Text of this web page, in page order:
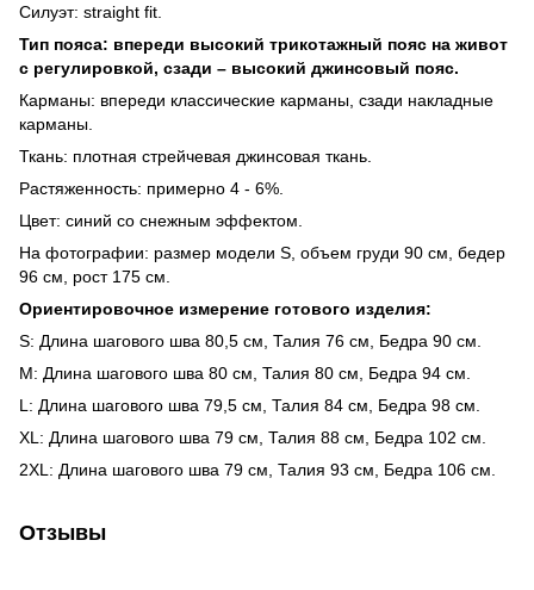
Силуэт: straight fit.
Тип пояса: впереди высокий трикотажный пояс на живот
с регулировкой, сзади – высокий джинсовый пояс.
Карманы: впереди классические карманы, сзади накладные
карманы.
Ткань: плотная стрейчевая джинсовая ткань.
Растяженность: примерно 4 - 6%.
Цвет: синий со снежным эффектом.
На фотографии: размер модели S, объем груди 90 см, бедер
96 см, рост 175 см.
Ориентировочное измерение готового изделия:
S: Длина шагового шва 80,5 см, Талия 76 см, Бедра 90 см.
M: Длина шагового шва 80 см, Талия 80 см, Бедра 94 см.
L: Длина шагового шва 79,5 см, Талия 84 см, Бедра 98 см.
XL: Длина шагового шва 79 см, Талия 88 см, Бедра 102 см.
2XL: Длина шагового шва 79 см, Талия 93 см, Бедра 106 см.
Отзывы